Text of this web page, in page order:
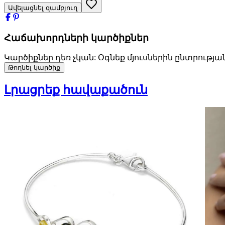
Ավելացնել զամբյուղ
Հաճախորդների կարծիքներ
Կարծիքներ դեռ չկան: Օգնեք մյուսներին
Թողնել կարծիք
Լրացրեք հավաքածուն